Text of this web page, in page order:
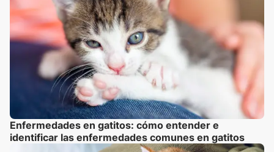
Enfermedades en gatitos: cómo entender e
identificar las enfermedades comunes en gatitos